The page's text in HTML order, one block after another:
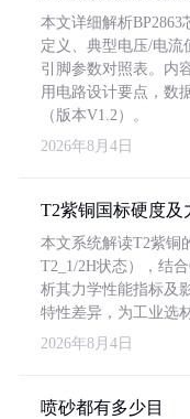
本文详细解析
定义、典型电压/电流
引脚参数对照表。内
用电路设计要点，数
（版本V1.2）。
2026年8月4日
T2紫铜国标硬度及
本文系统解读T2紫铜
T2_1/2H状态），结
析其力学性能指标及
特性差异，为工业选
2026年8月4日
喷砂都有多少目